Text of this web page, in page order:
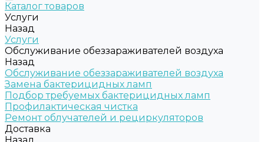
Каталог товаров
Услуги
Назад
Услуги
Обслуживание обеззараживателей воздуха
Назад
Обслуживание обеззараживателей воздуха
Замена бактерицидных ламп
Подбор требуемых бактерицидных ламп
Профилактическая чистка
Ремонт облучателей и рециркуляторов
Доставка